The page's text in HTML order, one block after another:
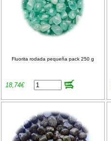
Fluorita rodada pequeña pack 250 g
18,74€